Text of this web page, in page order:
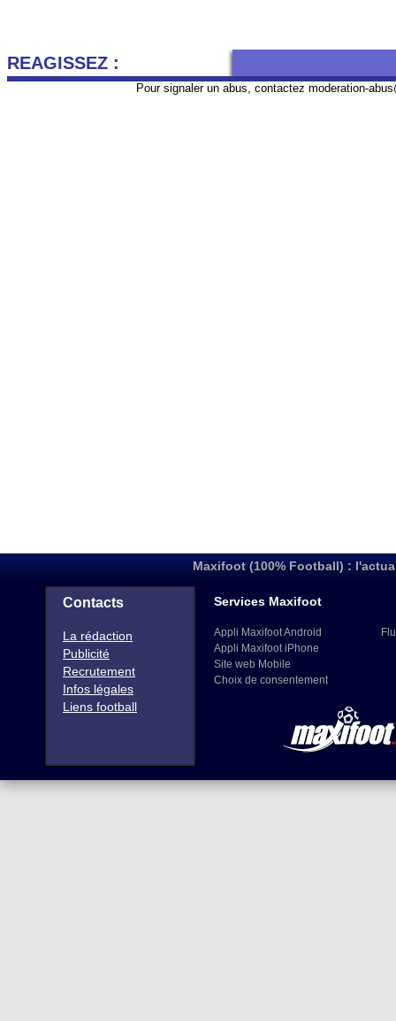
REAGISSEZ :
Pour signaler un abus, contactez moderation-
Maxifoot (100% Football) :
Contacts
La rédaction
Publicité
Recrutement
Infos légales
Liens football
Services Maxifoot
Appli Maxifoot Android
Appli Maxifoot iPhone
Site web Mobile
Choix de consentement